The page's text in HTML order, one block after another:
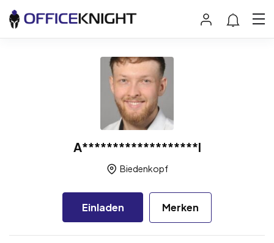
A*******************l
Biedenkopf
Einladen Merken